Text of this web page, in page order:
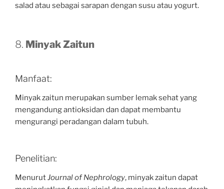
salad atau sebagai sarapan dengan susu atau yogurt.
8. Minyak Zaitun
Manfaat:
Minyak zaitun merupakan sumber lemak sehat yang
mengandung antioksidan dan dapat membantu
mengurangi peradangan dalam tubuh.
Penelitian:
MenurutJournal of Nephrology, minyak zaitun dapat